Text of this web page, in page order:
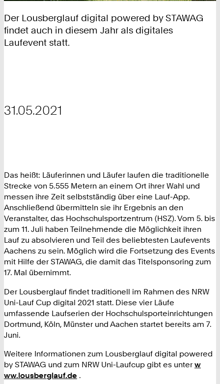
Der Lousberglauf digital powered by STAWAG
findet auch in diesem Jahr als digitales
Laufevent statt.
31.05.2021
Das heißt: Läuferinnen und Läufer laufen die traditionelle
Strecke von 5.555 Metern an einem Ort ihrer Wahl und
messen ihre Zeit selbstständig über eine Lauf-App.
Anschließend übermitteln sie ihr Ergebnis an den
Veranstalter, das Hochschulsportzentrum (HSZ). Vom 5. bis
zum 11. Juli haben Teilnehmende die Möglichkeit ihren
Lauf zu absolvieren und Teil des beliebtesten Laufevents
Aachens zu sein. Möglich wird die Fortsetzung des Events
mit Hilfe der STAWAG, die damit das Titelsponsoring zum
17. Mal übernimmt.
Der Lousberglauf findet traditionell im Rahmen des NRW
Uni-Lauf Cup digital 2021 statt. Diese vier Läufe
umfassende Laufserien der Hochschulsporteinrichtungen
Dortmund, Köln, Münster und Aachen startet bereits am 7.
Juni.
Weitere Informationen zum Lousberglauf digital powered
by STAWAG und zum NRW Uni-Laufcup gibt es unter w
ww.lousberglauf.de .